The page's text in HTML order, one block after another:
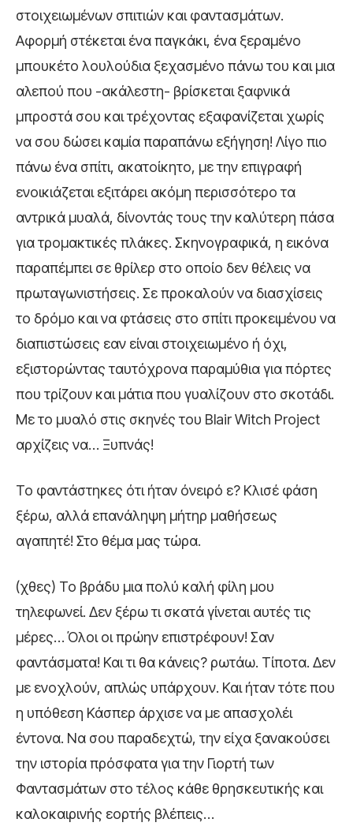
στοιχειωμένων σπιτιών και φαντασμάτων.
Αφορμή στέκεται ένα παγκάκι, ένα ξεραμένο
μπουκέτο λουλούδια ξεχασμένο πάνω του και μια
αλεπού που -ακάλεστη- βρίσκεται ξαφνικά
μπροστά σου και τρέχοντας εξαφανίζεται χωρίς
να σου δώσει καμία παραπάνω εξήγηση! Λίγο πιο
πάνω ένα σπίτι, ακατοίκητο, με την επιγραφή
ενοικιάζεται εξιτάρει ακόμη περισσότερο τα
αντρικά μυαλά, δίνοντάς τους την καλύτερη πάσα
για τρομακτικές πλάκες. Σκηνογραφικά, η εικόνα
παραπέμπει σε θρίλερ στο οποίο δεν θέλεις να
πρωταγωνιστήσεις. Σε προκαλούν να διασχίσεις
το δρόμο και να φτάσεις στο σπίτι προκειμένου να
διαπιστώσεις εαν είναι στοιχειωμένο ή όχι,
εξιστορώντας ταυτόχρονα παραμύθια για πόρτες
που τρίζουν και μάτια που γυαλίζουν στο σκοτάδι.
Με το μυαλό στις σκηνές του Blair Witch Project
αρχίζεις να… Ξυπνάς!
Το φαντάστηκες ότι ήταν όνειρό ε? Κλισέ φάση
ξέρω, αλλά επανάληψη μήτηρ μαθήσεως
αγαπητέ! Στο θέμα μας τώρα.
(χθες) Το βράδυ μια πολύ καλή φίλη μου
τηλεφωνεί. Δεν ξέρω τι σκατά γίνεται αυτές τις
μέρες… Όλοι οι πρώην επιστρέφουν! Σαν
φαντάσματα! Και τι θα κάνεις? ρωτάω. Τίποτα. Δεν
με ενοχλούν, απλώς υπάρχουν. Και ήταν τότε που
η υπόθεση Κάσπερ άρχισε να με απασχολέι
έντονα. Να σου παραδεχτώ, την είχα ξανακούσει
την ιστορία πρόσφατα για την Γιορτή των
Φαντασμάτων στο τέλος κάθε θρησκευτικής και
καλοκαιρινής εορτής βλέπεις…